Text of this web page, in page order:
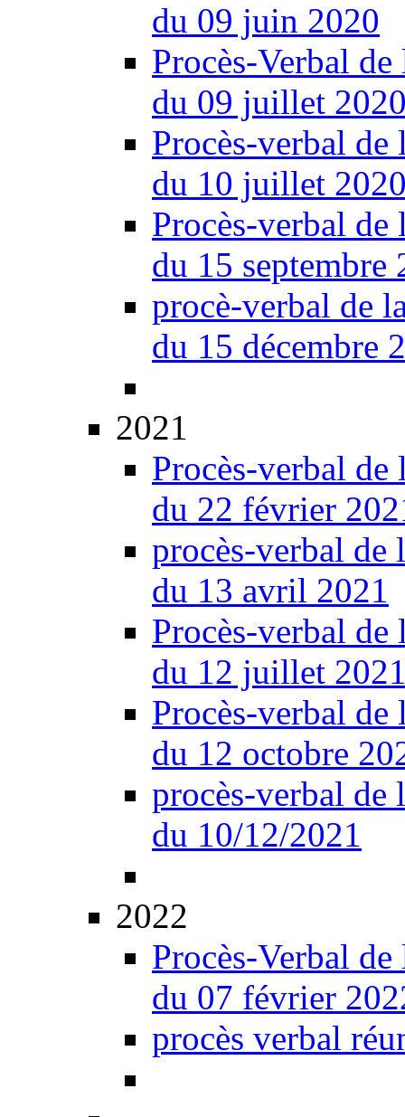
du 09 juin 2020
Procès-Verbal
du 09 juillet
Procès-verbal
du 10 juillet
Procès-verbal
du 15 septembre
procè-verbal de
du 15 décembre
2021
Procès-verbal
du 22 février
procès-verbal
du 13 avril 2021
Procès-verbal
du 12 juillet
Procès-verbal
du 12 octobre
procès-verbal
du 10/12/2021
2022
Procès-Verbal
du 07 février
procès verbal